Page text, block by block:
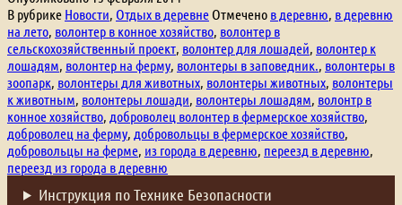
деревню,
волонтеры
В рубрике Новости Отдых в деревне Отмечено в деревню в деревню
на лето волонтер в конное хозяйство волонтер в
сельскохозяйственный проект волонтер для лошадей волонтер к
лошадям волонтер на ферму волонтеры в заповедник.
волонтеры в
зоопарк волонтеры для животных волонтеры животных волонтеры
к животным волонтеры лошади волонтеры лошадям волонтр в
конное хозяйство доброволец волонтер в фермерское хозяйство
доброволец на ферму добровольцы в фермерское хозяйство
добровольцы на ферме из города в деревню переезд в деревню
переезд из города в деревню
Инструкция по Технике Безопасности